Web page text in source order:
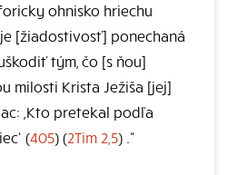
ohnisko hriechu
[žiadostivosť] ponechaná
tým, čo [s ňou]
milosti Krista Ježiša [jej]
,Kto pretekal podľa
(405) (2Tim 2,5) .“